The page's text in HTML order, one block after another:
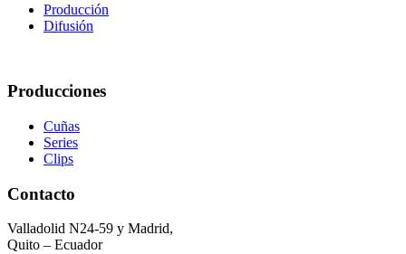
Producción
Difusión
Producciones
Cuñas
Series
Clips
Contacto
Valladolid N24-59 y Madrid,
Quito – Ecuador